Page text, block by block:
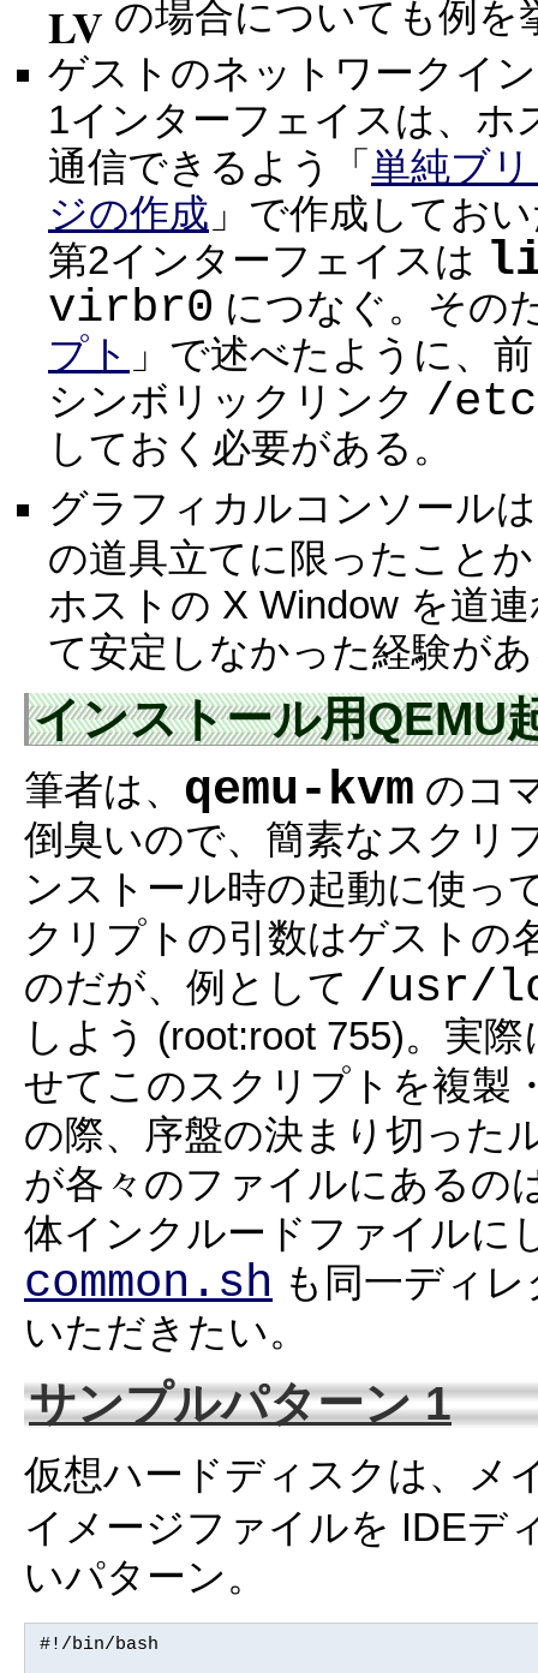
LV の場合についても例を
ゲストのネットワークイ
1インターフェイスは、ホ
通信できるよう「 単純ブ
ジの作成 」で作成してお
第2インターフェイスは
virbr0 につなぐ。その
プト 」で述べたように、
シンボリックリンク /
しておく必要がある。
グラフィカルコンソール
の道具立てに限ったこと
ホストの X Window を道
て安定しなかった経験が
インストール用QEMU
筆者は、 qemu-kvm のコ
倒臭いので、簡素なスクリ
ンストール時の起動に使っ
クリプトの引数はゲストの
のだが、例として /usr/
しよう (root:root 755)。実
せてこのスクリプトを複製
の際、序盤の決まり切った
が各々のファイルにあるの
体インクルードファイルに
common.sh も同一ディ
いただきたい。
サンプルパターン 1
仮想ハードディスクは、メ
イメージファイルを IDEデ
いパターン。
#!/bin/bash